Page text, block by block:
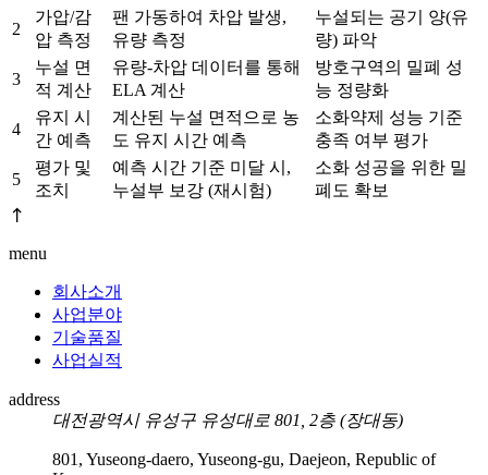
2
가압/감
압 측정
팬 가동하여 차압 발생,
유량 측정
누설되는 공기 양(유
량) 파악
3
누설 면
적 계산
유량-차압 데이터를 통해
ELA 계산
방호구역의 밀폐 성
능 정량화
4
유지 시
간 예측
계산된 누설 면적으로 농
도 유지 시간 예측
소화약제 성능 기준
충족 여부 평가
5
평가 및
조치
예측 시간 기준 미달 시,
누설부 보강 (재시험)
소화 성공을 위한 밀
폐도 확보
menu
회사소개
사업분야
기술품질
사업실적
address
대전광역시 유성구 유성대로 801, 2층 (장대동)
801, Yuseong-daero, Yuseong-gu, Daejeon, Republic of